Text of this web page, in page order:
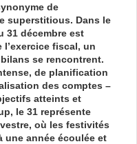
de
superstitious. Dans le
31 décembre est
fiscal, un
se rencontrent.
de planification
des comptes –
atteints et
le 31 représente
où les festivités
une année écoulée et